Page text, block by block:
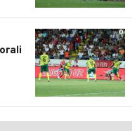
0